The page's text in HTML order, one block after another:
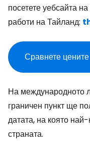
посетете уебсайта
работи на Тайланд:
Сравнете
На международното
граничен пункт ще
датата, на която
страната.